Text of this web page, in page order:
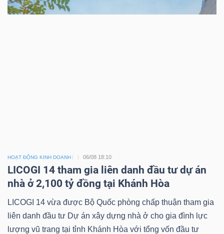
HOẠT ĐỘNG KINH DOANH 06/08 18:10
LICOGI 14 tham gia liên danh đầu tư dự án
nhà ở 2,100 tỷ đồng tại Khánh Hòa
LICOGI 14 vừa được Bộ Quốc phòng chấp thuận tham gia
liên danh đầu tư Dự án xây dựng nhà ở cho gia đình lực
lượng vũ trang tại tỉnh Khánh Hòa với tổng vốn đầu tư